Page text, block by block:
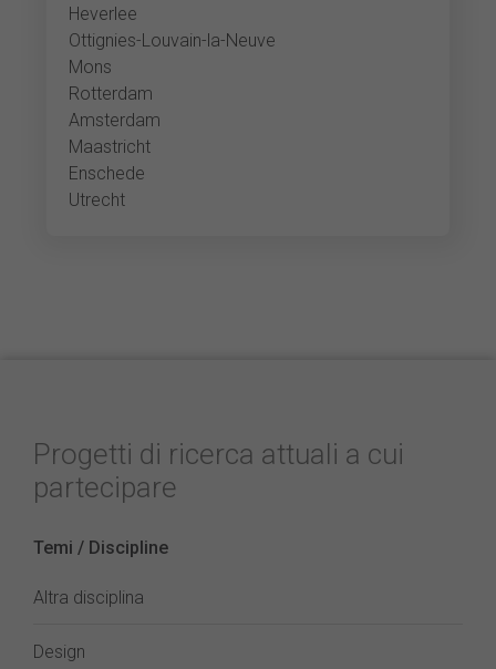
Heverlee
Ottignies-Louvain-la-Neuve
Mons
Rotterdam
Amsterdam
Maastricht
Enschede
Utrecht
Progetti di ricerca attuali a cui
partecipare
Temi / Discipline
Altra disciplina
Design